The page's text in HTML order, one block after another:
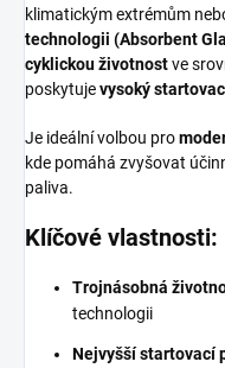
klimatickým extrémům
technologii (Absorbent
cyklickou životnostve
poskytujevysoký
Je ideální volbou pro
kde pomáhá zvyšovat
paliva.
Klíčové vlastnosti:
Trojnásobná
technologii
Nejvyšší startovací